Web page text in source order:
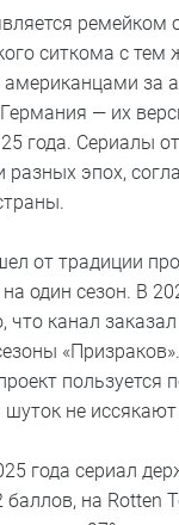
ремейком
ситкома с
американцами за
— их
года. Сериалы
разных эпох,
от традиции
один сезон. В
что канал
пользуется
шуток не
года сериал
баллов, на Rotten